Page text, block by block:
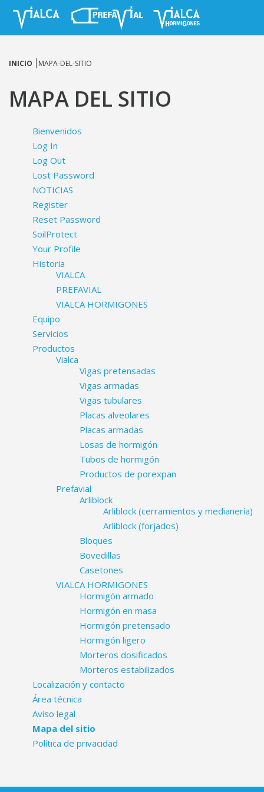
INICIO MAPA-DEL-SITIO
MAPA DEL SITIO
Bienvenidos
Log In
Log Out
Lost Password
NOTICIAS
Register
Reset Password
SoilProtect
Your Profile
Historia
VIALCA
PREFAVIAL
VIALCA HORMIGONES
Equipo
Servicios
Productos
Vialca
Vigas pretensadas
Vigas armadas
Vigas tubulares
Placas alveolares
Placas armadas
Losas de hormigón
Tubos de hormigón
Productos de porexpan
Prefavial
Arliblock
Arliblock (cerramientos y medianería)
Arliblock (forjados)
Bloques
Bovedillas
Casetones
VIALCA HORMIGONES
Hormigón armado
Hormigón en masa
Hormigón pretensado
Hormigón ligero
Morteros dosificados
Morteros estabilizados
Localización y contacto
Área técnica
Aviso legal
Mapa del sitio
Política de privacidad